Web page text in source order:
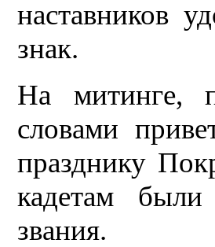
наставников
знак.
На митинге,
словами
празднику
кадетам были
звания.